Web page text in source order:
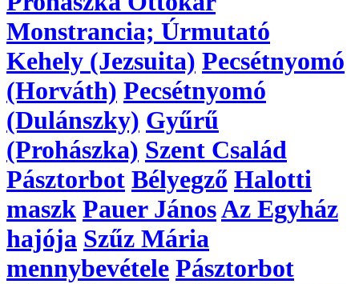
Monstrancia; Úrmutató
Kehely (Jezsuita) Pecsétnyomó
(Horváth) Pecsétnyomó
(Dulánszky) Gyűrű
(Prohászka) Szent Család
Pásztorbot Bélyegző Halotti
maszk Pauer JánosAz Egyház
hajója Szűz Mária
mennybevétele Pásztorbot